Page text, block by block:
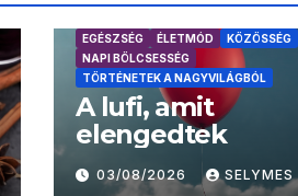
EGÉSZSÉG ÉLETMÓD
KÖZÖSSÉG
NAPI BÖLCSESSÉG
TÖRTÉNETEK A NAGYVILÁGBÓL
A lufi, amit
elengedtek
03/08/2026 SELYMES